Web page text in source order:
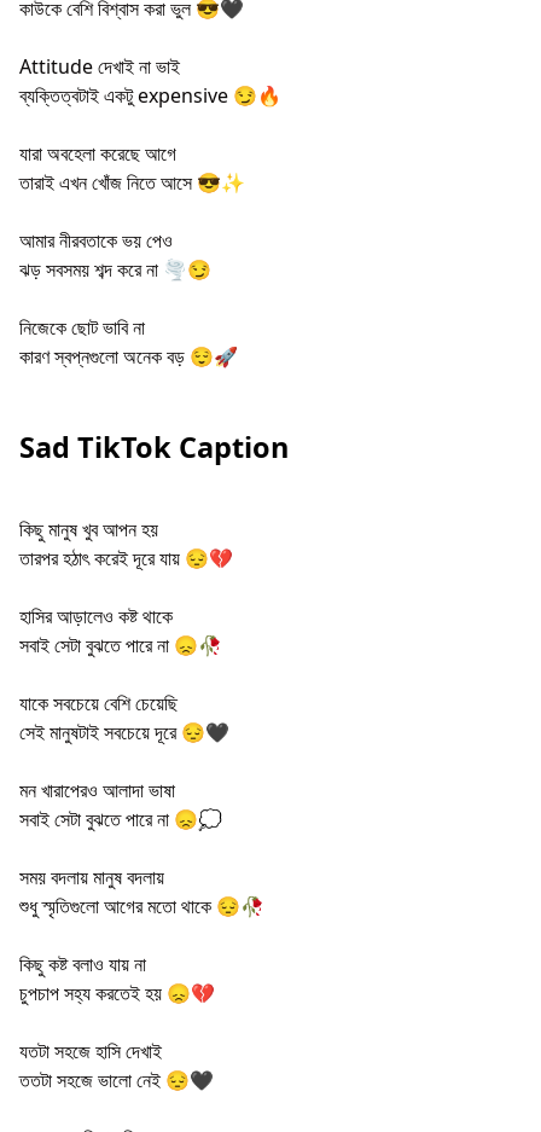
কাউকে বেশি বিশ্বাস করা ভুল 😎🖤
Attitude দেখাই না ভাই
ব্যক্তিত্বটাই একটু expensive 😏🔥
যারা অবহেলা করেছে আগে
তারাই এখন খোঁজ নিতে আসে 😎✨
আমার নীরবতাকে ভয় পেও
ঝড় সবসময় শব্দ করে না 🌪️😏
নিজেকে ছোট ভাবি না
কারণ স্বপ্নগুলো অনেক বড় 😌🚀
Sad TikTok Caption
কিছু মানুষ খুব আপন হয়
তারপর হঠাৎ করেই দূরে যায় 😔💔
হাসির আড়ালেও কষ্ট থাকে
সবাই সেটা বুঝতে পারে না 😞🥀
যাকে সবচেয়ে বেশি চেয়েছি
সেই মানুষটাই সবচেয়ে দূরে 😔🖤
মন খারাপেরও আলাদা ভাষা
সবাই সেটা বুঝতে পারে না 😞💭
সময় বদলায় মানুষ বদলায়
শুধু স্মৃতিগুলো আগের মতো থাকে 😔🥀
কিছু কষ্ট বলাও যায় না
চুপচাপ সহ্য করতেই হয় 😞💔
যতটা সহজে হাসি দেখাই
ততটা সহজে ভালো নেই 😔🖤